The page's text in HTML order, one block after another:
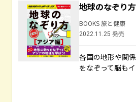
地球のなぞり
BOOKS 旅と健康
2022.11.25 発売
各国の地形や関
をなぞって脳もイ